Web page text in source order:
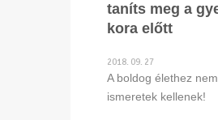
taníts meg a
kora előtt
2018. 09. 27
A boldog élethez
ismeretek kellenek!